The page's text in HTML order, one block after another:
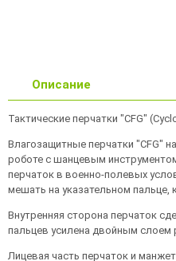
Описание
Тактические перчатки "CFG"
Влагозащитные перчатки "CFG"
роботе с шанцевым
перчаток в военно-полевых
мешать на указательном
Внутренняя сторона перчаток
пальцев усилена двойным
Лицевая часть перчаток и